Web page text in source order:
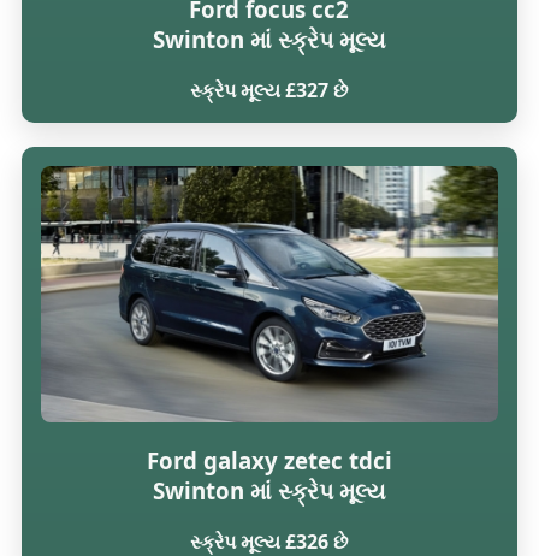
Ford focus cc2
Swinton માં સ્ક્રેપ મૂલ્ય
સ્ક્રેપ મૂલ્ય £327 છે
Ford galaxy zetec tdci
Swinton માં સ્ક્રેપ મૂલ્ય
સ્ક્રેપ મૂલ્ય £326 છે